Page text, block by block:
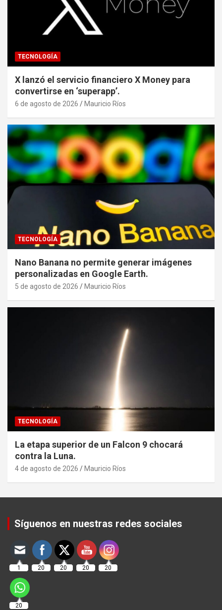
TECNOLOGÍA
X lanzó el servicio financiero X Money para
convertirse en ‘superapp’.
6 de agosto de 2026 Mauricio Ríos
TECNOLOGÍA
Nano Banana no permite generar imágenes
personalizadas en Google Earth.
5 de agosto de 2026 Mauricio Ríos
TECNOLOGÍA
La etapa superior de un Falcon 9 chocará
contra la Luna.
4 de agosto de 2026 Mauricio Ríos
Síguenos en nuestras redes sociales
1 20 20 20 20
20